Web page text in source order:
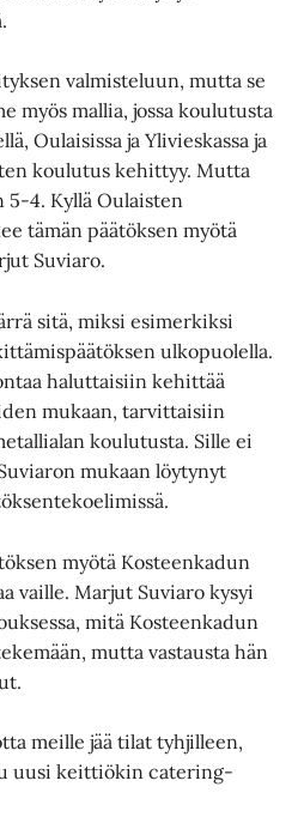
valmisteluun, mutta se
myös mallia, jossa koulutusta
Oulaisissa ja Ylivieskassa ja
koulutus kehittyy. Mutta
5-4. Kyllä Oulaisten
tämän päätöksen myötä
Suviaro.
sitä, miksi esimerkiksi
ulkopuolella.
haluttaisiin kehittää
mukaan, tarvittaisiin
koulutusta. Sille ei
mukaan löytynyt
myötä Kosteenkadun
vaille. Marjut Suviaro kysyi
mitä Kosteenkadun
mutta vastausta hän
meille jää tilat tyhjilleen,
uusi keittiökin catering-